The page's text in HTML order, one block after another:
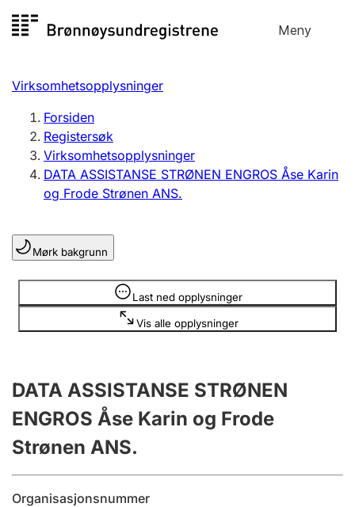
til
Meny
Registersøk
Aksjeselskap
Enkeltpersonforetak
Registrere, endre, slette
Lag og forening
Registrere, endre, slette
Flere organisasjonsformer
Årsregnskap
Innsending og forsinkelsesgebyr
Virksomhetsopplysninger
Forsiden
Registersøk
Virksomhetsopplysninger
DATA ASSISTANSE STRØNEN ENGROS Åse Karin
og Frode Strønen ANS.
Mørk bakgrunn
Last ned opplysninger
Vis alle opplysninger
Opplysninger er skjult
DATA ASSISTANSE STRØNEN
ENGROS Åse Karin og Frode
Strønen ANS.
Organisasjonsnummer